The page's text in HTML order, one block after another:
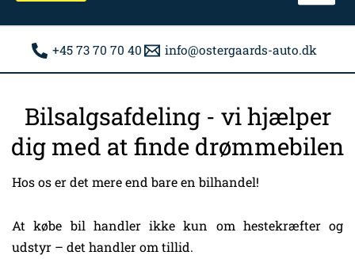
+45 73 70 70 40 info@ostergaards-auto.dk
Bilsalgsafdeling - vi hjælper
dig med at finde drømmebilen
Hos os er det mere end bare en bilhandel!
At købe bil handler ikke kun om hestekræfter og
udstyr – det handler om tillid.